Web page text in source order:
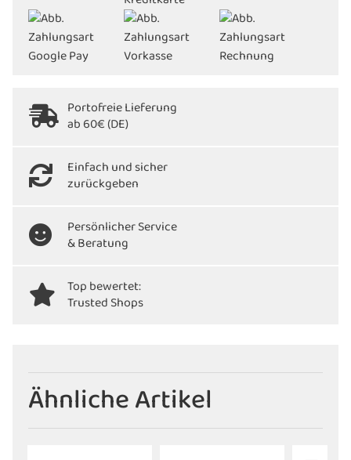
Portofreie Lieferung
ab 60€ (DE)
Einfach und sicher
zurückgeben
Persönlicher Service
& Beratung
Top bewertet:
Trusted Shops
Ähnliche Artikel